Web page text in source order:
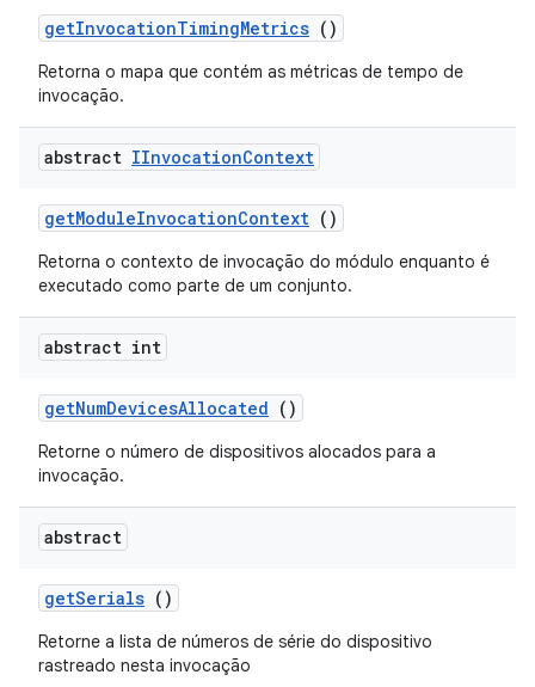
getInvocationTimingMetrics ()
Retorna o mapa que contém as métricas de tempo de
invocação.
abstract IInvocationContext
getModuleInvocationContext ()
Retorna o contexto de invocação do módulo enquanto é
executado como parte de um conjunto.
abstract int
getNumDevicesAllocated ()
Retorne o número de dispositivos alocados para a
invocação.
abstract
getSerials ()
Retorne a lista de números de série do dispositivo
rastreado nesta invocação